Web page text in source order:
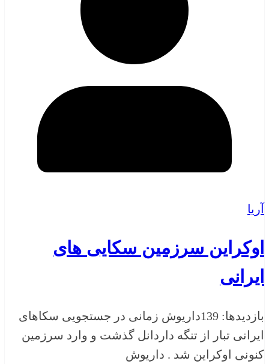
آریا
اوکراین سرزمین سکایی های
ایرانی
بازدیدها: 139داریوش زمانی در جستجویی سکاهای
ایرانی تبار از تنگه داردانل گذشت و وارد سرزمین
کنونی اوکراین شد . داریوش